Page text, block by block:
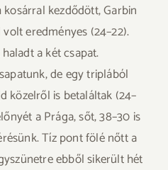
kosárral kezdődött, Garbin
eredményes (24–22).
a két csapat.
de egy triplából
közelről is betaláltak (24–
a Prága, sőt, 38–30 is
Tíz pont fölé nőtt a
ebből sikerült hét